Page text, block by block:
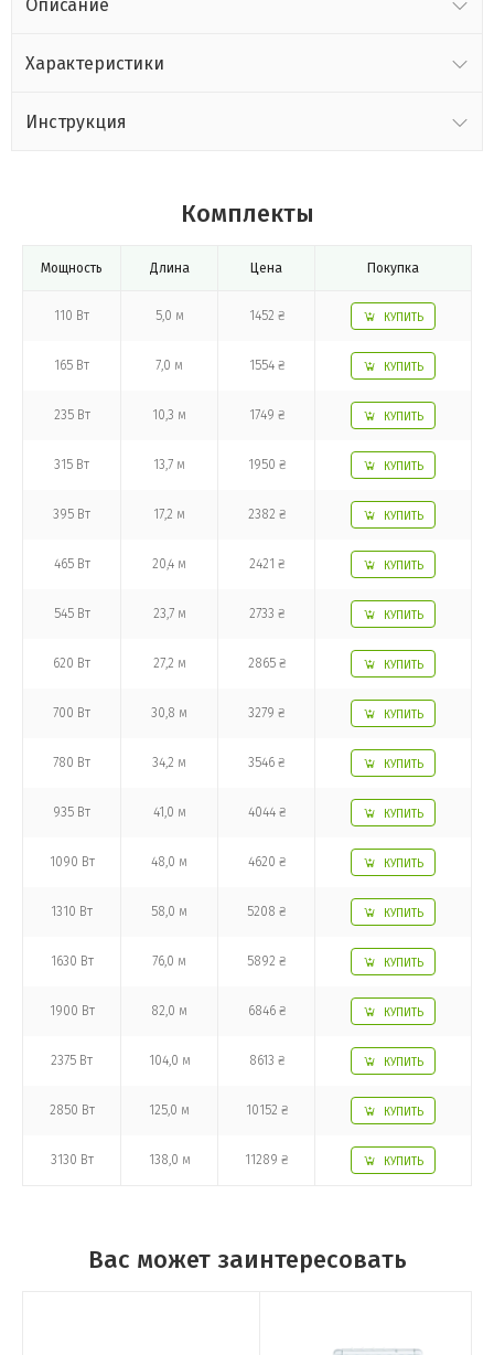
Описание
Характеристики
Инструкция
Комплекты
Мощность Длина Цена Покупка
110 Вт 5,0 м 1452 ₴ КУПИТЬ
165 Вт 7,0 м 1554 ₴ КУПИТЬ
235 Вт 10,3 м 1749 ₴ КУПИТЬ
315 Вт 13,7 м 1950 ₴ КУПИТЬ
395 Вт 17,2 м 2382 ₴ КУПИТЬ
465 Вт 20,4 м 2421 ₴ КУПИТЬ
545 Вт 23,7 м 2733 ₴ КУПИТЬ
620 Вт 27,2 м 2865 ₴ КУПИТЬ
700 Вт 30,8 м 3279 ₴ КУПИТЬ
780 Вт 34,2 м 3546 ₴ КУПИТЬ
935 Вт 41,0 м 4044 ₴ КУПИТЬ
1090 Вт 48,0 м 4620 ₴ КУПИТЬ
1310 Вт 58,0 м 5208 ₴ КУПИТЬ
1630 Вт 76,0 м 5892 ₴ КУПИТЬ
1900 Вт 82,0 м 6846 ₴ КУПИТЬ
2375 Вт 104,0 м 8613 ₴ КУПИТЬ
2850 Вт 125,0 м 10152 ₴ КУПИТЬ
3130 Вт 138,0 м 11289 ₴ КУПИТЬ
Вас может заинтересовать